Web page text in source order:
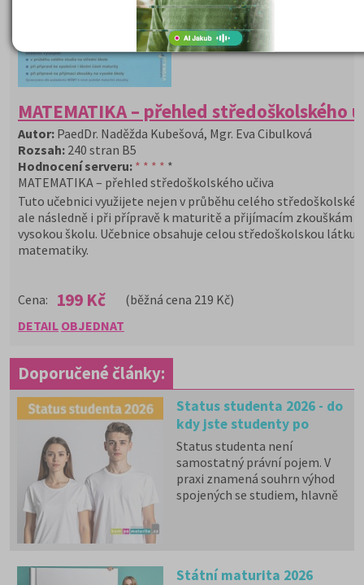
MATEMATIKA – přehled středoškolského
Autor: PaedDr. Naděžda Kubešová, Mgr. Eva Cibulková
Rozsah: 240 stran B5
Hodnocení serveru: * * * * *
MATEMATIKA – přehled středoškolského učiva
Tuto učebnici využijete nejen v průběhu celého
ale následně i při přípravě k maturitě a přijímacím zkouškám
vysokou školu. Učebnice obsahuje celou středoškolskou látku
matematiky.
Cena: 199 Kč
(běžná cena 219 Kč)
DETAIL OBJEDNAT
Doporučené články:
Status studenta 2026 - do
kdy jste studenty po
maturitě?
Status studenta není
samostatný právní pojem. V
praxi znamená souhrn výhod
spojených se studiem, hlavně
Státní maturita 2026